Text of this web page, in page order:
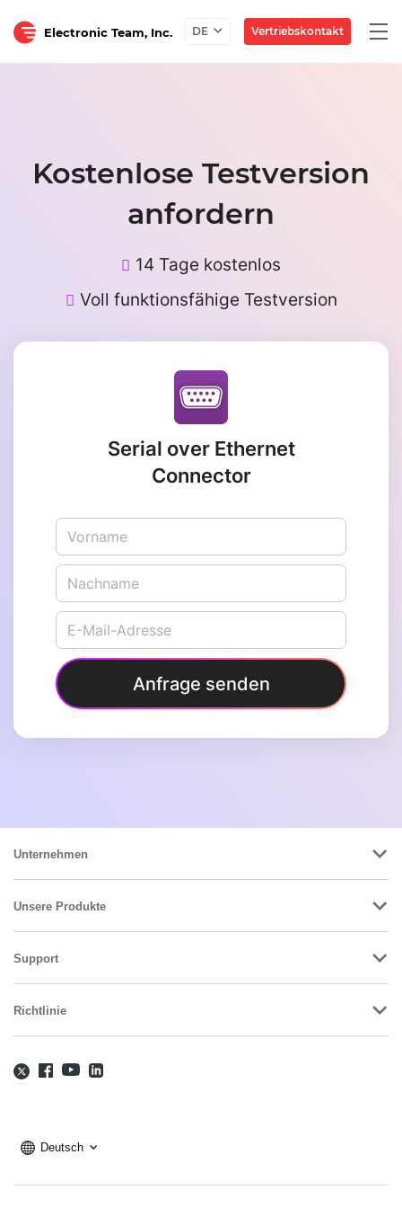
Electronic Team, Inc. DE Vertriebskontakt
Kostenlose Testversion
anfordern
14 Tage kostenlos
Voll funktionsfähige Testversion
Serial over Ethernet
Connector
Anfrage senden
Unternehmen
Unsere Produkte
Support
Richtlinie
Deutsch